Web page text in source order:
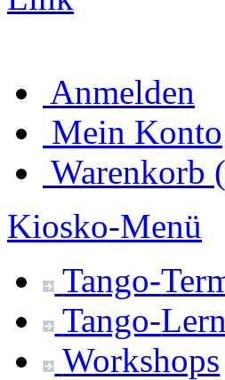
Anmelden
Mein Konto
Warenkorb
Kiosko-Menü
Tango-
Tango-
Workshops